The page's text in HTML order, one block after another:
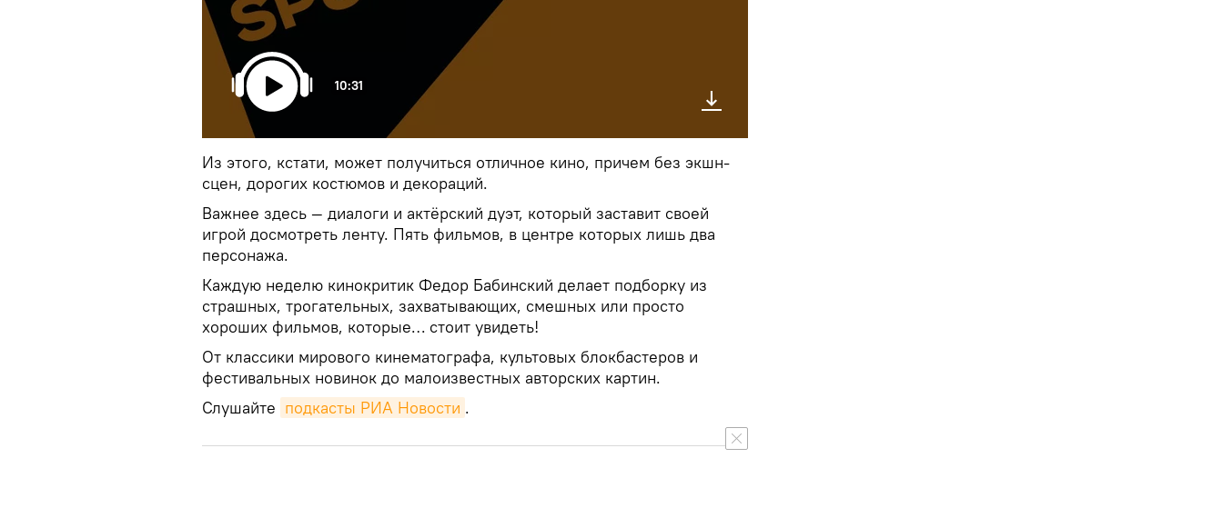
10:31
Из этого, кстати, может получиться отличное кино, причем без экшн-
сцен, дорогих костюмов и декораций.
Важнее здесь — диалоги и актёрский дуэт, который заставит своей
игрой досмотреть ленту. Пять фильмов, в центре которых лишь два
персонажа.
Каждую неделю кинокритик Федор Бабинский делает подборку из
страшных, трогательных, захватывающих, смешных или просто
хороших фильмов, которые… стоит увидеть!
От классики мирового кинематографа, культовых блокбастеров и
фестивальных новинок до малоизвестных авторских картин.
Слушайте подкасты РИА Новости .